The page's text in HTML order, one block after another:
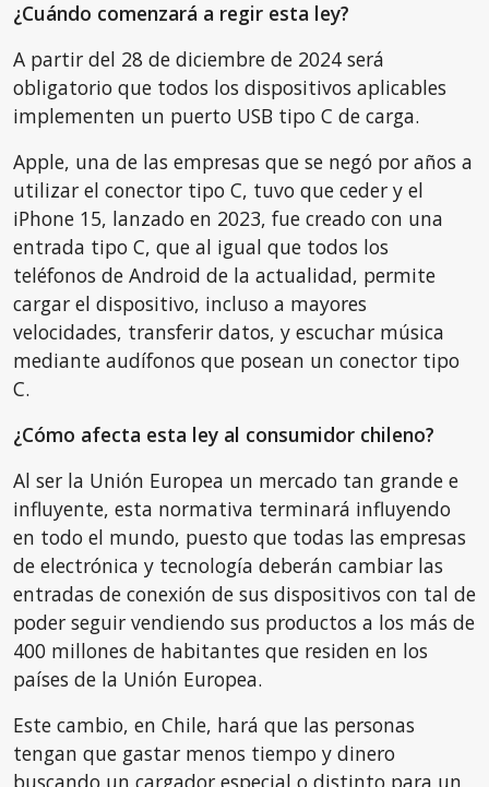
¿Cuándo comenzará a regir esta ley?
A partir del 28 de diciembre de 2024 será
obligatorio que todos los dispositivos aplicables
implementen un puerto USB tipo C de carga.
Apple, una de las empresas que se negó por años a
utilizar el conector tipo C, tuvo que ceder y el
iPhone 15, lanzado en 2023, fue creado con una
entrada tipo C, que al igual que todos los
teléfonos de Android de la actualidad, permite
cargar el dispositivo, incluso a mayores
velocidades, transferir datos, y escuchar música
mediante audífonos que posean un conector tipo
C.
¿Cómo afecta esta ley al consumidor chileno?
Al ser la Unión Europea un mercado tan grande e
influyente, esta normativa terminará influyendo
en todo el mundo, puesto que todas las empresas
de electrónica y tecnología deberán cambiar las
entradas de conexión de sus dispositivos con tal de
poder seguir vendiendo sus productos a los más de
400 millones de habitantes que residen en los
países de la Unión Europea.
Este cambio, en Chile, hará que las personas
tengan que gastar menos tiempo y dinero
buscando un cargador especial o distinto para un